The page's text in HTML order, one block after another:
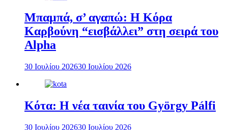
Μπαμπά, σ’ αγαπώ: Η Κόρα
Καρβούνη “εισβάλλει” στη σειρά του
Alpha
30 Ιουλίου 202630 Ιουλίου 2026
Κότα: Η νέα ταινία του György Pálfi
30 Ιουλίου 202630 Ιουλίου 2026